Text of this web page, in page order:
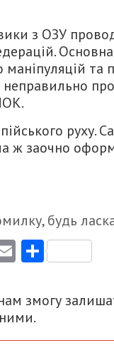
з ОЗУ
та
руху.
ж заочно
будь
Email
змогу